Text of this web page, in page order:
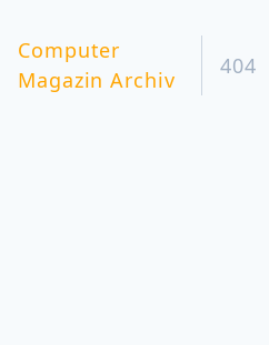
Computer
Magazin Archiv
404